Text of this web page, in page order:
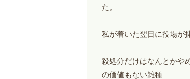
た。
私が着いた翌日に役場が
殺処分だけはなんとかや
の価値もない雑種